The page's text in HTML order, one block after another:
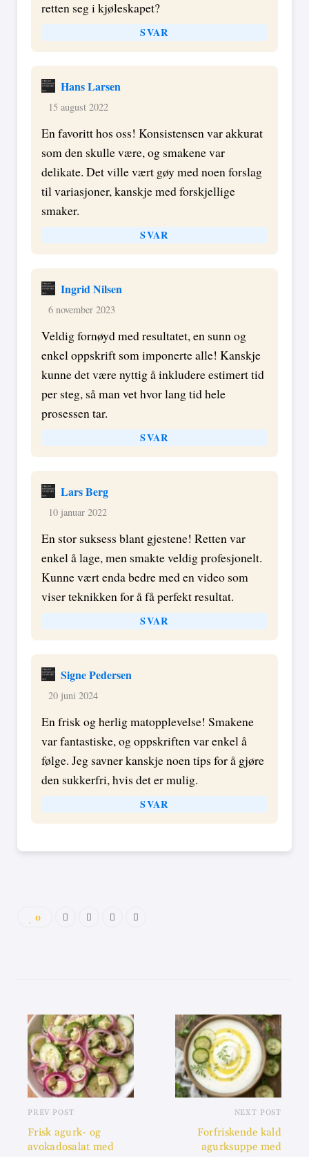
retten seg i kjøleskapet?
SVAR
Hans Larsen
15 august 2022
En favoritt hos oss! Konsistensen var akkurat
som den skulle være, og smakene var
delikate. Det ville vært gøy med noen forslag
til variasjoner, kanskje med forskjellige
smaker.
SVAR
Ingrid Nilsen
6 november 2023
Veldig fornøyd med resultatet, en sunn og
enkel oppskrift som imponerte alle! Kanskje
kunne det være nyttig å inkludere estimert tid
per steg, så man vet hvor lang tid hele
prosessen tar.
SVAR
Lars Berg
10 januar 2022
En stor suksess blant gjestene! Retten var
enkel å lage, men smakte veldig profesjonelt.
Kunne vært enda bedre med en video som
viser teknikken for å få perfekt resultat.
SVAR
Signe Pedersen
20 juni 2024
En frisk og herlig matopplevelse! Smakene
var fantastiske, og oppskriften var enkel å
følge. Jeg savner kanskje noen tips for å gjøre
den sukkerfri, hvis det er mulig.
SVAR
0
PREV POST
Frisk agurk- og
avokadosalat med
NEXT POST
Forfriskende kald
agurksuppe med